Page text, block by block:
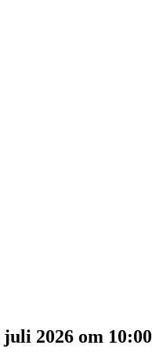
juli 2026 om 10:00